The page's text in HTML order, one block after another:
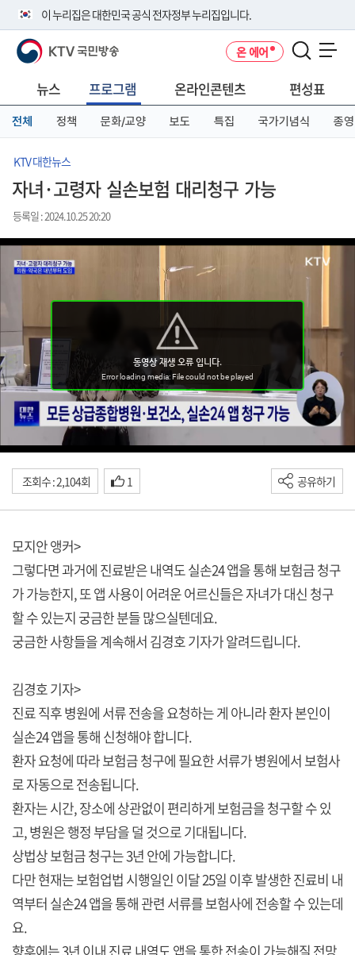
이 누리집은 대한민국 공식 전자정부 누리집입니다.
공식 누리집 주소 확인하기
니다.
이밖에 or.kr 또는 .kr등 다른 도메인 주소를 사용하고 있다면 아래 URL에
서 도메인 주소를 확인해 보세요
KTV 국민방송 온 에어
뉴스 프로그램 온라인콘텐츠 편성표
전체 정책 문화/교양 보도 특집 국가기념식 종영
KTV 대한뉴스
자녀·고령자 실손보험 대리청구 가능
등록일 : 2024.10.25 20:20
조회수 : 2,104회 1 공유하기
모지안 앵커>
그렇다면 과거에 진료받은 내역도 실손24 앱을 통해 보험금 청구
가 가능한지, 또 앱 사용이 어려운 어르신들은 자녀가 대신 청구
할 수 있는지 궁금한 분들 많으실텐데요.
궁금한 사항들을 계속해서 김경호 기자가 알려드립니다.
김경호 기자>
진료 직후 병원에 서류 전송을 요청하는 게 아니라 환자 본인이
실손24 앱을 통해 신청해야 합니다.
환자 요청에 따라 보험금 청구에 필요한 서류가 병원에서 보험사
로 자동으로 전송됩니다.
환자는 시간, 장소에 상관없이 편리하게 보험금을 청구할 수 있
고, 병원은 행정 부담을 덜 것으로 기대됩니다.
상법상 보험금 청구는 3년 안에 가능합니다.
다만 현재는 보험업법 시행일인 이달 25일 이후 발생한 진료비 내
역부터 실손24 앱을 통해 관련 서류를 보험사에 전송할 수 있는데
요.
향후에는 3년 이내 진료 내역도 앱을 통한 전송이 가능해질 전망